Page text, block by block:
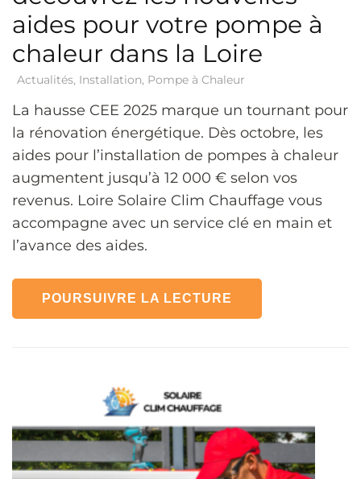
aides pour votre pompe à
chaleur dans la Loire
Actualités, Installation, Pompe à Chaleur
La hausse CEE 2025 marque un tournant pour
la rénovation énergétique. Dès octobre, les
aides pour l’installation de pompes à chaleur
augmentent jusqu’à 12 000 € selon vos
revenus. Loire Solaire Clim Chauffage vous
accompagne avec un service clé en main et
l’avance des aides.
POURSUIVRE LA LECTURE